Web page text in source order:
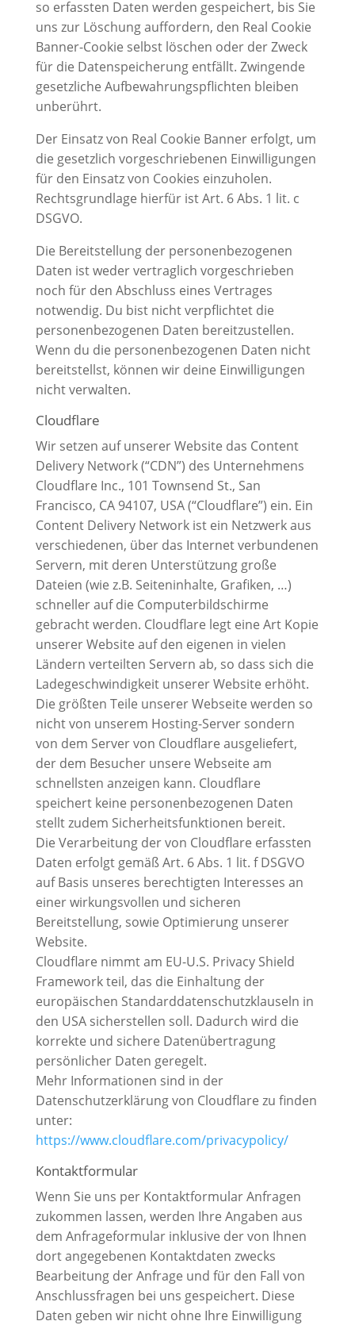
so erfassten Daten werden gespeichert, bis Sie
uns zur Löschung auffordern, den Real Cookie
Banner-Cookie selbst löschen oder der Zweck
für die Datenspeicherung entfällt. Zwingende
gesetzliche Aufbewahrungspflichten bleiben
unberührt.
Der Einsatz von Real Cookie Banner erfolgt, um
die gesetzlich vorgeschriebenen Einwilligungen
für den Einsatz von Cookies einzuholen.
Rechtsgrundlage hierfür ist Art. 6 Abs. 1 lit. c
DSGVO.
Die Bereitstellung der personenbezogenen
Daten ist weder vertraglich vorgeschrieben
noch für den Abschluss eines Vertrages
notwendig. Du bist nicht verpflichtet die
personenbezogenen Daten bereitzustellen.
Wenn du die personenbezogenen Daten nicht
bereitstellst, können wir deine Einwilligungen
nicht verwalten.
Cloudflare
Wir setzen auf unserer Website das Content
Delivery Network (“CDN”) des Unternehmens
Cloudflare Inc., 101 Townsend St., San
Francisco, CA 94107, USA (“Cloudflare”) ein. Ein
Content Delivery Network ist ein Netzwerk aus
verschiedenen, über das Internet verbundenen
Servern, mit deren Unterstützung große
Dateien (wie z.B. Seiteninhalte, Grafiken, …)
schneller auf die Computerbildschirme
gebracht werden. Cloudflare legt eine Art Kopie
unserer Website auf den eigenen in vielen
Ländern verteilten Servern ab, so dass sich die
Ladegeschwindigkeit unserer Website erhöht.
Die größten Teile unserer Webseite werden so
nicht von unserem Hosting-Server sondern
von dem Server von Cloudflare ausgeliefert,
der dem Besucher unsere Webseite am
schnellsten anzeigen kann. Cloudflare
speichert keine personenbezogenen Daten
stellt zudem Sicherheitsfunktionen bereit.
Die Verarbeitung der von Cloudflare erfassten
Daten erfolgt gemäß Art. 6 Abs. 1 lit. f DSGVO
auf Basis unseres berechtigten Interesses an
einer wirkungsvollen und sicheren
Bereitstellung, sowie Optimierung unserer
Website.
Cloudflare nimmt am EU-U.S. Privacy Shield
Framework teil, das die Einhaltung der
europäischen Standarddatenschutzklauseln in
den USA sicherstellen soll. Dadurch wird die
korrekte und sichere Datenübertragung
persönlicher Daten geregelt.
Mehr Informationen sind in der
Datenschutzerklärung von Cloudflare zu finden
unter:
https://www.cloudflare.com/privacypolicy/
Kontaktformular
Wenn Sie uns per Kontaktformular Anfragen
zukommen lassen, werden Ihre Angaben aus
dem Anfrageformular inklusive der von Ihnen
dort angegebenen Kontaktdaten zwecks
Bearbeitung der Anfrage und für den Fall von
Anschlussfragen bei uns gespeichert. Diese
Daten geben wir nicht ohne Ihre Einwilligung